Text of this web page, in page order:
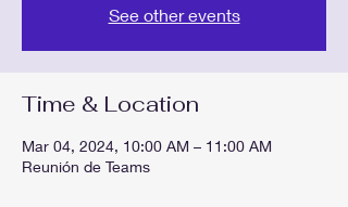
See other events
Time & Location
Mar 04, 2024, 10:00 AM – 11:00 AM
Reunión de Teams